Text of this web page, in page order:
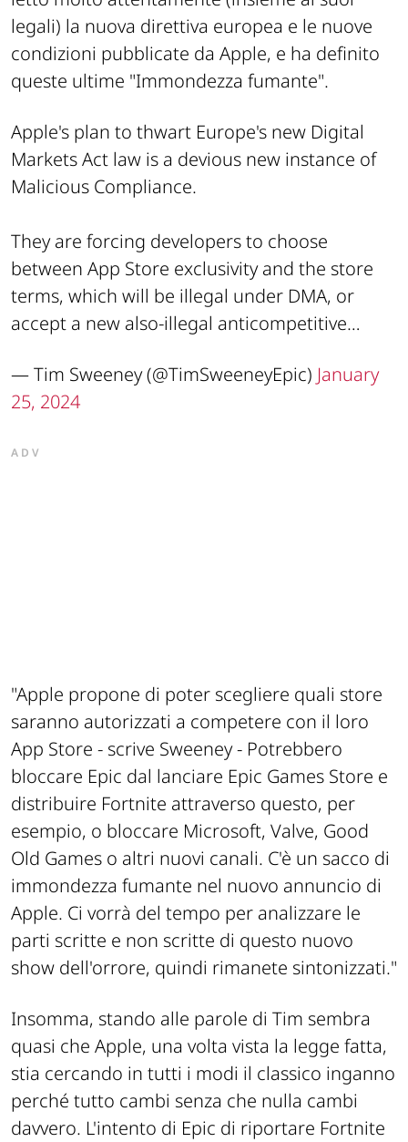
legali) la nuova direttiva europea e le nuove
condizioni pubblicate da Apple, e ha definito
queste ultime "Immondezza fumante".
Apple's plan to thwart Europe's new Digital
Markets Act law is a devious new instance of
Malicious Compliance.
They are forcing developers to choose
between App Store exclusivity and the store
terms, which will be illegal under DMA, or
accept a new also-illegal anticompetitive…
— Tim Sweeney (@TimSweeneyEpic) January
25, 2024
ADV
"Apple propone di poter scegliere quali store
saranno autorizzati a competere con il loro
App Store - scrive Sweeney- Potrebbero
bloccare Epic dal lanciare Epic Games Store e
distribuire Fortnite attraverso questo, per
esempio, o bloccare Microsoft, Valve, Good
Old Games o altri nuovi canali. C'è un sacco di
immondezza fumante nel nuovo annuncio di
Apple. Ci vorrà del tempo per analizzare le
parti scritte e non scritte di questo nuovo
show dell'orrore, quindi rimanete sintonizzati."
Insomma, stando alle parole di Tim sembra
quasi che Apple, una volta vista la legge fatta,
stia cercando in tutti i modi il classico inganno
perché tutto cambi senza che nulla cambi
davvero. L'intento di Epic di riportare Fortnite